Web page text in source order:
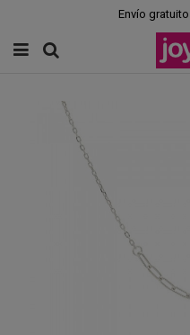
Envío gratuito